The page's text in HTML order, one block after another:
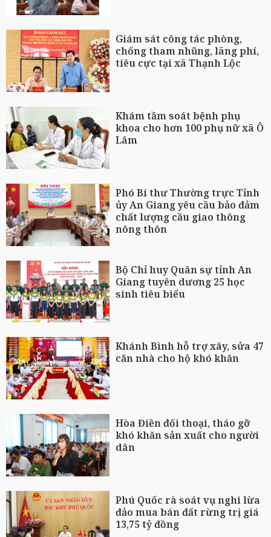
Giám sát công tác phòng,
chống tham nhũng, lãng phí,
tiêu cực tại xã Thạnh Lộc
Khám tầm soát bệnh phụ
khoa cho hơn 100 phụ nữ xã Ô
Lâm
Phó Bí thư Thường trực Tỉnh
ủy An Giang yêu cầu bảo đảm
chất lượng cầu giao thông
nông thôn
Bộ Chỉ huy Quân sự tỉnh An
Giang tuyên dương 25 học
sinh tiêu biểu
Khánh Bình hỗ trợ xây, sửa 47
căn nhà cho hộ khó khăn
Hòa Điền đối thoại, tháo gỡ
khó khăn sản xuất cho người
dân
Phú Quốc rà soát vụ nghi lừa
đảo mua bán đất rừng trị giá
13,75 tỷ đồng